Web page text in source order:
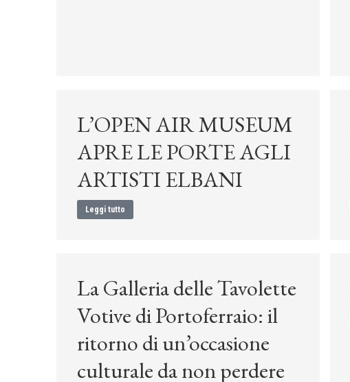
L’OPEN AIR MUSEUM
APRE LE PORTE AGLI
ARTISTI ELBANI
Leggi tutto
La Galleria delle Tavolette
Votive di Portoferraio: il
ritorno di un’occasione
culturale da non perdere